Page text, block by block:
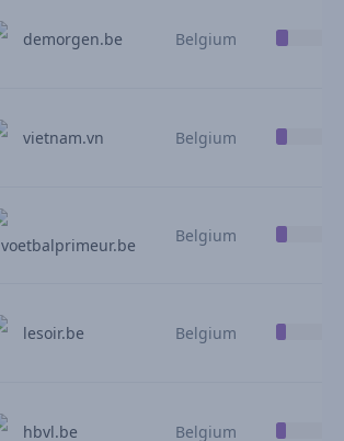
demorgen.be Belgium
vietnam.vn Belgium
voetbalprimeur.be Belgium
lesoir.be Belgium
hbvl.be Belgium